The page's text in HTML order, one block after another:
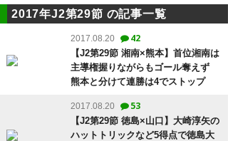
2017年J2第29節 の記事一覧
2017.08.20 42
【J2第29節 湘南×熊本】首位湘南は
主導権握りながらもゴール奪えず
熊本と分けて連勝は4でストップ
2017.08.20 53
【J2第29節 徳島×山口】大崎淳矢の
ハットトリックなど5得点で徳島大